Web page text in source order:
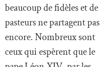
beaucoup de fidèles et de
pasteurs ne partagent pas
encore. Nombreux sont
ceux qui espèrent que le